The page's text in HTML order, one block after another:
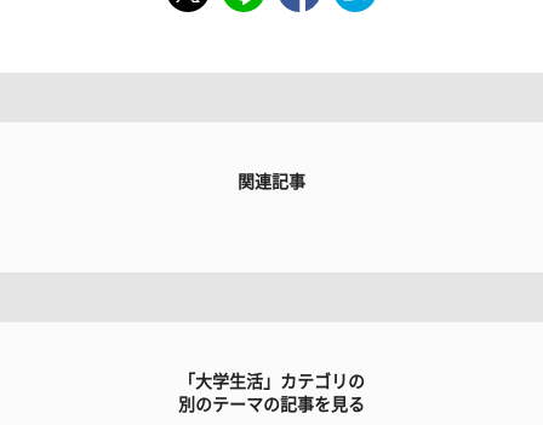
関連記事
「大学生活」カテゴリの
別のテーマの記事を見る